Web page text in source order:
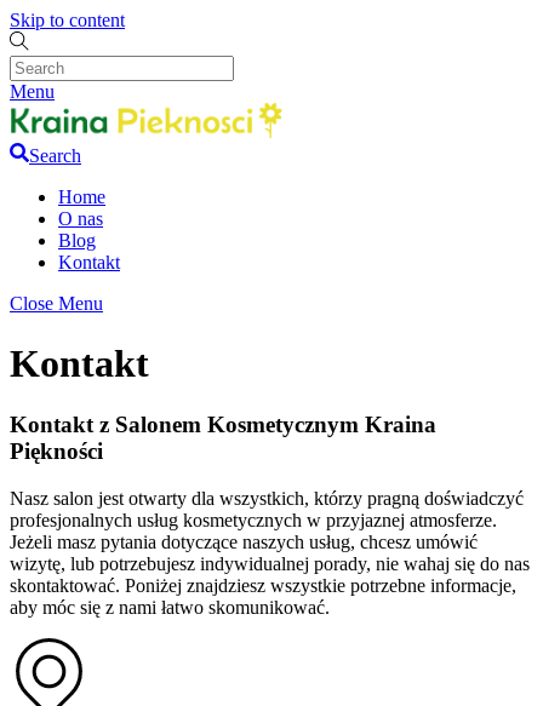
Skip to content
Menu
Search
Home
O nas
Blog
Kontakt
Close Menu
Kontakt
Kontakt z Salonem Kosmetycznym Kraina
Piękności
Nasz salon jest otwarty dla wszystkich, którzy pragną doświadczyć
profesjonalnych usług kosmetycznych w przyjaznej atmosferze.
Jeżeli masz pytania dotyczące naszych usług, chcesz umówić
wizytę, lub potrzebujesz indywidualnej porady, nie wahaj się do nas
skontaktować. Poniżej znajdziesz wszystkie potrzebne informacje,
aby móc się z nami łatwo skomunikować.